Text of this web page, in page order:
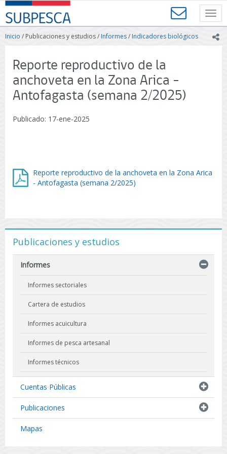
Contenido
principal
SUBPESCA
-
Subsecretaría
Acuicultura
-
Gobierno
Chile
Inicio / Publicaciones y estudios /Informes/Indicadores biológicos
Reporte reproductivo de la
anchoveta en la Zona Arica -
Antofagasta (semana 2/2025)
Publicado: 17-ene-2025
Reporte reproductivo de la anchoveta en la Zona Arica
- Antofagasta (semana 2/2025)
Publicaciones y estudios
Informes
Informes sectoriales
Cartera de estudios
Informes acuicultura
Informes de pesca artesanal
Informes técnicos
Resultados de Pescas de Investigación
Cuentas Públicas
Publicaciones
Mapas